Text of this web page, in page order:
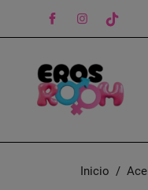
FacebookInstagram
TikTok
Inicio